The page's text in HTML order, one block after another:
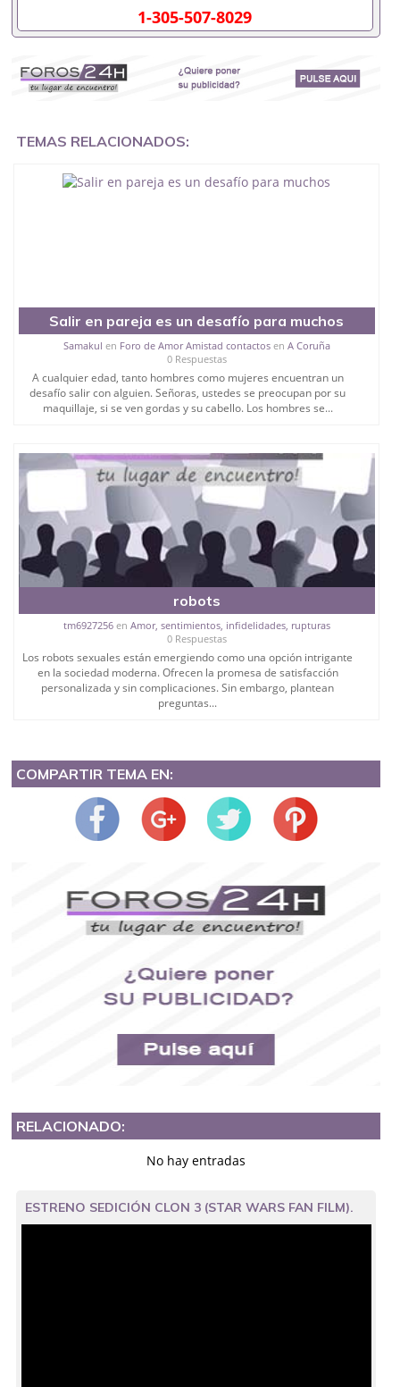
1-305-507-8029
TEMAS RELACIONADOS:
Salir en pareja es un desafío para muchos
Samakul en Foro de Amor Amistad contactosen A Coruña
0 Respuestas
A cualquier edad, tanto hombres como mujeres encuentran un
desafío salir con alguien. Señoras, ustedes se preocupan por su
maquillaje, si se ven gordas y su cabello. Los hombres se...
robots
tm6927256en Amor, sentimientos, infidelidades, rupturas
0 Respuestas
Los robots sexuales están emergiendo como una opción intrigante
en la sociedad moderna. Ofrecen la promesa de satisfacción
personalizada y sin complicaciones. Sin embargo, plantean
preguntas...
COMPARTIR TEMA EN:
RELACIONADO:
No hay entradas
ESTRENO SEDICIÓN CLON 3 (STAR WARS FAN FILM).